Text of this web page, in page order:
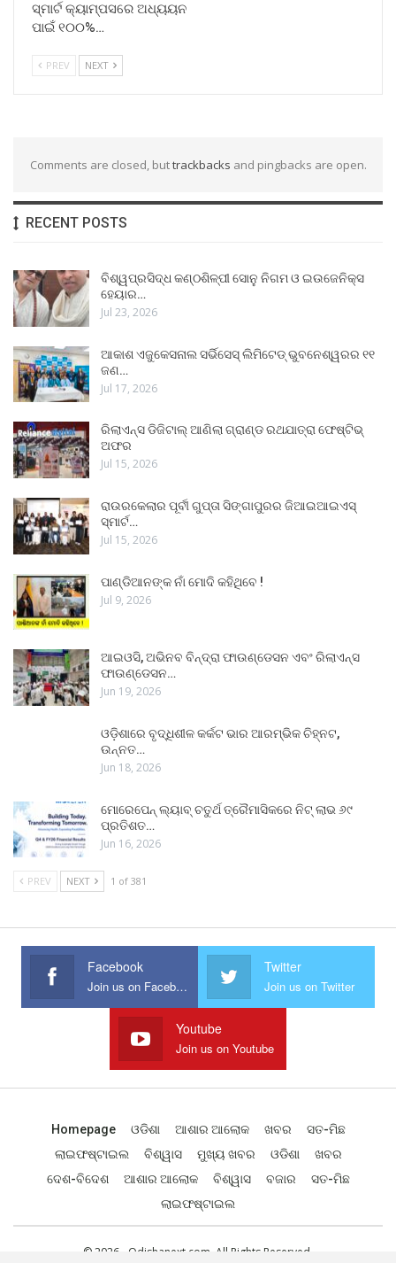
ସ୍ମାର୍ଟ କ୍ୟାମ୍ପସରେ ଅଧ୍ୟୟନ
ପାଇଁ ୧୦୦%…
PREV NEXT
Comments are closed, buttrackbacks and pingbacks are open.
RECENT POSTS
ବିଶ୍ୱପ୍ରସିଦ୍ଧ କଣ୍ଠଶିଳ୍ପୀ ସୋନୁ ନିଗମ ଓ ଇଉଜେନିକ୍ସ
ହେୟାର…
Jul 23, 2026
ଆକାଶ ଏଜୁକେସନାଲ ସର୍ଭିସେସ୍ ଲିମିଟେଡ୍ ଭୁବନେଶ୍ୱରର ୧୧
ଜଣ…
Jul 17, 2026
ରିଲାଏନ୍ସ ଡିଜିଟାଲ୍ ଆଣିଲା ଗ୍ରାଣ୍ଡ ରଥଯାତ୍ରା ଫେଷ୍ଟିଭ୍
ଅଫର
Jul 15, 2026
ରାଉରକେଲାର ପୂର୍ବୀ ଗୁପ୍ତା ସିଙ୍ଗାପୁରର ଜିଆଇଆଇଏସ୍
ସ୍ମାର୍ଟ…
Jul 15, 2026
ପାଣ୍ଡିଆନଙ୍କ ନାଁ ମୋଦି କହିଥିବେ !
Jul 9, 2026
ଆଇଓସି, ଅଭିନବ ବିନ୍ଦ୍ରା ଫାଉଣ୍ଡେସନ ଏବଂ ରିଲାଏନ୍ସ
ଫାଉଣ୍ଡେସନ…
Jun 19, 2026
ଓଡ଼ିଶାରେ ବୃଦ୍ଧିଶୀଳ କର୍କଟ ଭାର ଆରମ୍ଭିକ ଚିହ୍ନଟ,
ଉନ୍ନତ…
Jun 18, 2026
ମୋରେପେନ୍ ଲ୍ୟାବ୍ ଚତୁର୍ଥ ତ୍ରୈମାସିକରେ ନିଟ୍ ଲାଭ ୬୯
ପ୍ରତିଶତ…
Jun 16, 2026
PREV NEXT 1 of 381
Facebook
Join us on Facebook
Twitter
Join us on Twitter
Youtube
Join us on Youtube
Homepage ଓଡିଶା ଆଶାର ଆଲୋକ ଖବର
ସତ-ମିଛ
ଲାଇଫଷ୍ଟାଇଲ
ବିଶ୍ୱାସ ମୁଖ୍ୟ ଖବର ଓଡିଶା
ଖବର
ଦେଶ-ବିଦେଶ
ଆଶାର ଆଲୋକ ବିଶ୍ୱାସ ବଜାର
ସତ-ମିଛ
ଲାଇଫଷ୍ଟାଇଲ
© 2026 - Odishanext.com. All Rights Reserved.